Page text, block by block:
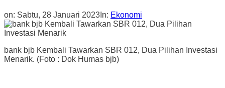
on: Sabtu, 28 Januari 2023 In: Ekonomi
bank bjb Kembali Tawarkan SBR 012, Dua Pilihan Investasi
Menarik. (Foto : Dok Humas bjb)